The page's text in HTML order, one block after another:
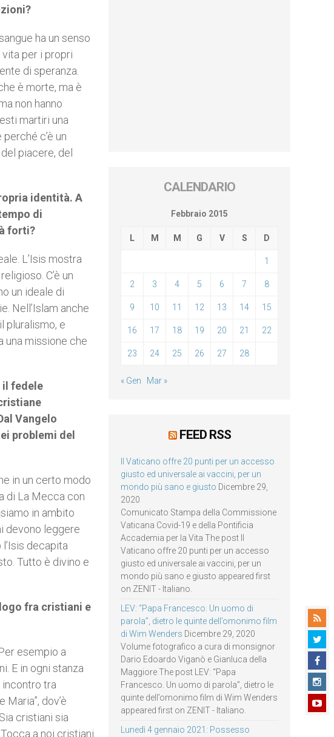
ha un senso
vita per i propri
di speranza.
è morte, ma è
non hanno
martiri una
c’è un
piacere, del
identità. A
di
forti?
L’Isis mostra
C’è un
un ideale di
Nell’Islam anche
pluralismo, e
una missione che
il fedele
Vangelo
problemi del
in un certo modo
di La Mecca con
in ambito
devono leggere
decapita
Tutto è divino e
fra cristiani e
esempio a
E in ogni stanza
incontro tra
dov’è
cristiani sia
a noi cristiani
CALENDARIO
Febbraio 2015
L M M G V S D
1
2 3 4 5 6 7 8
9 10 11 12 13 14 15
16 17 18 19 20 21 22
23 24 25 26 27 28
« Gen Mar »
FEED RSS
Il Vaticano offre 20 punti per un accesso
giusto ed universale ai vaccini, per un
mondo più sano e giusto Dicembre 29,
2020
Comunicato Stampa della Commissione
Vaticana Covid-19 e della Pontificia
Accademia per la Vita The post Il
Vaticano offre 20 punti per un accesso
giusto ed universale ai vaccini, per un
mondo più sano e giusto appeared first
on ZENIT - Italiano.
LEV: “Papa Francesco. Un uomo di
parola”, dietro le quinte dell’omonimo film
di Wim Wenders Dicembre 29, 2020
Volume fotografico a cura di monsignor
Dario Edoardo Viganò e Gianluca della
Maggiore The post LEV: “Papa
Francesco. Un uomo di parola”, dietro le
quinte dell’omonimo film di Wim Wenders
appeared first on ZENIT - Italiano.
Lunedì 4 gennaio 2021: Possesso